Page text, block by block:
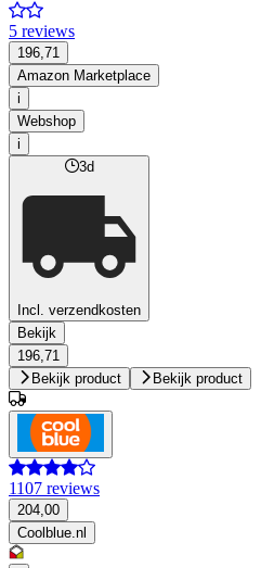
5 reviews
196,71
Amazon Marketplace
i
Webshop
i
3d
Incl. verzendkosten
Bekijk
196,71
Bekijk product
Bekijk product
1107 reviews
204,00
Coolblue.nl